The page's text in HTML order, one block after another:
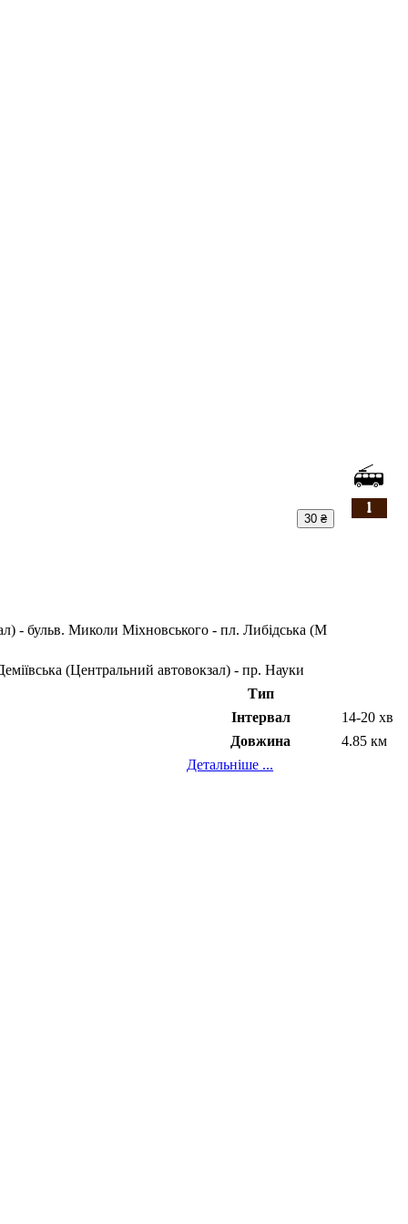
30 ₴
- бульв. Миколи Міхновського - пл. Либідська (М
(Центральний автовокзал) - пр. Науки
Тип
Інтервал
14-20 хв
Довжина
4.85 км
Детальніше ...